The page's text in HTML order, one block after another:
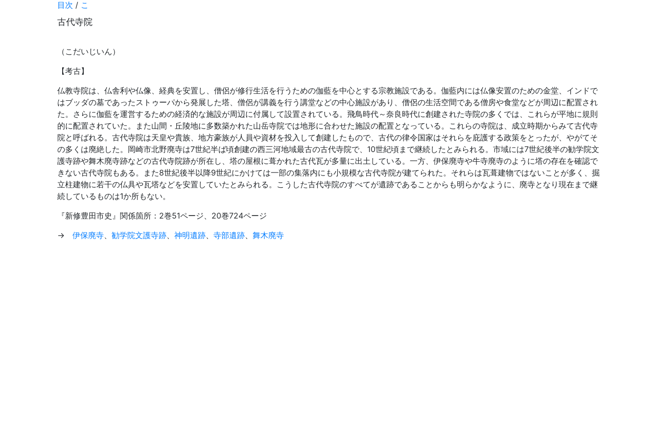
目次 / こ
古代寺院
（こだいじいん）
【考古】
仏教寺院は、仏舎利や仏像、経典を安置し、僧侶が修行生活を行うための伽藍を中心とする宗教施設である。伽藍内には仏像安置のための金堂、インドで
はブッダの墓であったストゥーパから発展した塔、僧侶が講義を行う講堂などの中心施設があり、僧侶の生活空間である僧房や食堂などが周辺に配置され
た。さらに伽藍を運営するための経済的な施設が周辺に付属して設置されている。飛鳥時代～奈良時代に創建された寺院の多くでは、これらが平地に規則
的に配置されていた。また山間・丘陵地に多数築かれた山岳寺院では地形に合わせた施設の配置となっている。これらの寺院は、成立時期からみて古代寺
院と呼ばれる。古代寺院は天皇や貴族、地方豪族が人員や資材を投入して創建したもので、古代の律令国家はそれらを庇護する政策をとったが、やがてそ
の多くは廃絶した。岡崎市北野廃寺は7世紀半ば頃創建の西三河地域最古の古代寺院で、10世紀頃まで継続したとみられる。市域には7世紀後半の勧学院文
護寺跡や舞木廃寺跡などの古代寺院跡が所在し、塔の屋根に葺かれた古代瓦が多量に出土している。一方、伊保廃寺や牛寺廃寺のように塔の存在を確認で
きない古代寺院もある。また8世紀後半以降9世紀にかけては一部の集落内にも小規模な古代寺院が建てられた。それらは瓦葺建物ではないことが多く、掘
立柱建物に若干の仏具や瓦塔などを安置していたとみられる。こうした古代寺院のすべてが遺跡であることからも明らかなように、廃寺となり現在まで継
続しているものは1か所もない。
『新修豊田市史』関係箇所：2巻51ページ、20巻724ページ
→ 伊保廃寺、 勧学院文護寺跡、 神明遺跡、 寺部遺跡、 舞木廃寺